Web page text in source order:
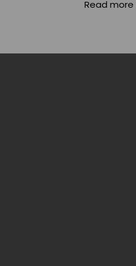
Read more